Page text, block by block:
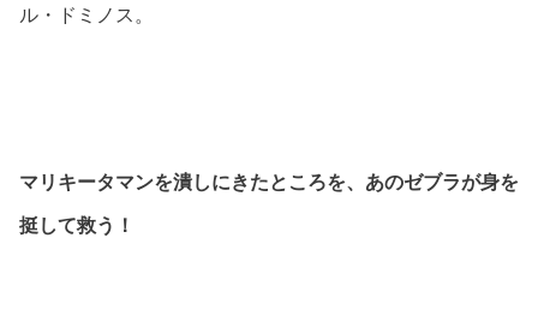
ル・ドミノス。
マリキータマンを潰しにきたところを、あのゼブラが身を
挺して救う！